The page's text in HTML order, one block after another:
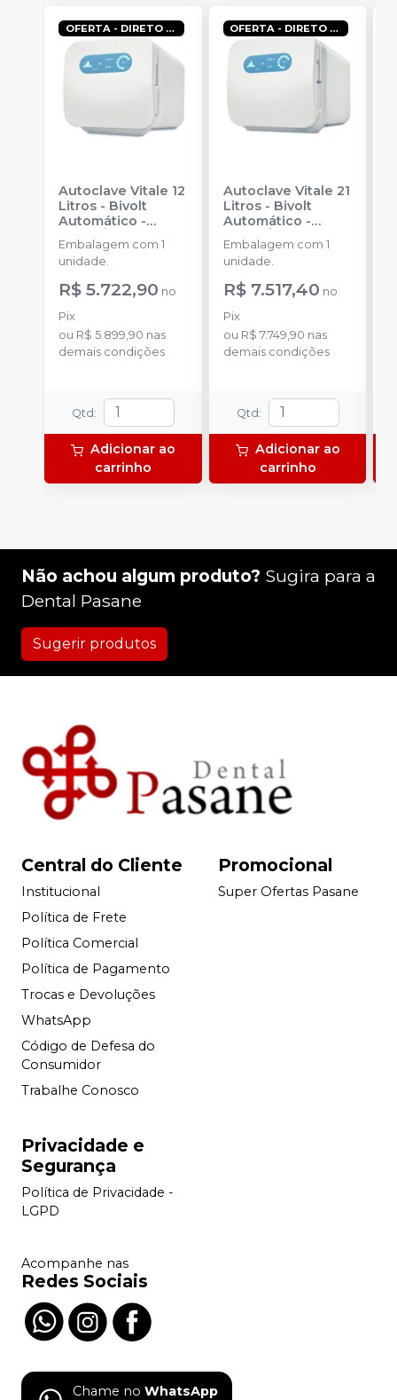
OFERTA - DIRETO COM ESPECIALISTA
Autoclave Vitale 12
Litros - Bivolt
Automático -
CRISTÓFOLI
Embalagem com 1
unidade.
R$ 5.722,90 no
Pix
ou R$ 5.899,90 nas
demais condições
Qtd :
Adicionar ao
carrinho
OFERTA - DIRETO COM ESPECIALISTA
Autoclave Vitale 21
Litros - Bivolt
Automático -
CRISTÓFOLI
Embalagem com 1
unidade.
R$ 7.517,40 no
Pix
ou R$ 7.749,90 nas
demais condições
Qtd :
Adicionar ao
carrinho
Não achou algum produto? Sugira para a
Dental Pasane
Sugerir produtos
Central do Cliente
Institucional
Política de Frete
Política Comercial
Política de Pagamento
Trocas e Devoluções
WhatsApp
Código de Defesa do
Consumidor
Trabalhe Conosco
Promocional
Super Ofertas Pasane
Privacidade e
Segurança
Política de Privacidade -
LGPD
Acompanhe nas
Redes Sociais
Chame no WhatsApp